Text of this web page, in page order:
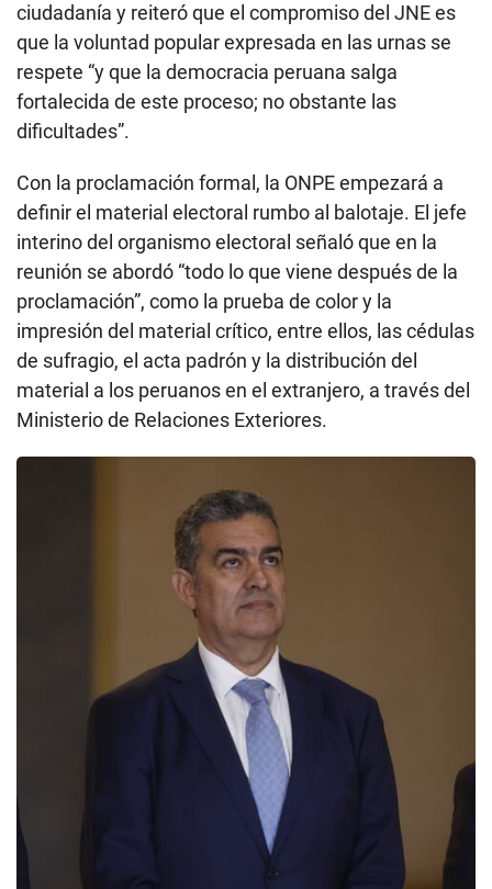
ciudadanía y reiteró que el compromiso del JNE es
que la voluntad popular expresada en las urnas se
respete “y que la democracia peruana salga
fortalecida de este proceso; no obstante las
dificultades”.
Con la proclamación formal, la ONPE empezará a
definir el material electoral rumbo al balotaje. El jefe
interino del organismo electoral señaló que en la
reunión se abordó “todo lo que viene después de la
proclamación”, como la prueba de color y la
impresión del material crítico, entre ellos, las cédulas
de sufragio, el acta padrón y la distribución del
material a los peruanos en el extranjero, a través del
Ministerio de Relaciones Exteriores.